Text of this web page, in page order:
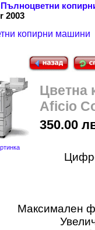
Пълноцветни
2003
копирни машини
Цветна
Aficio
350.00
Максимален